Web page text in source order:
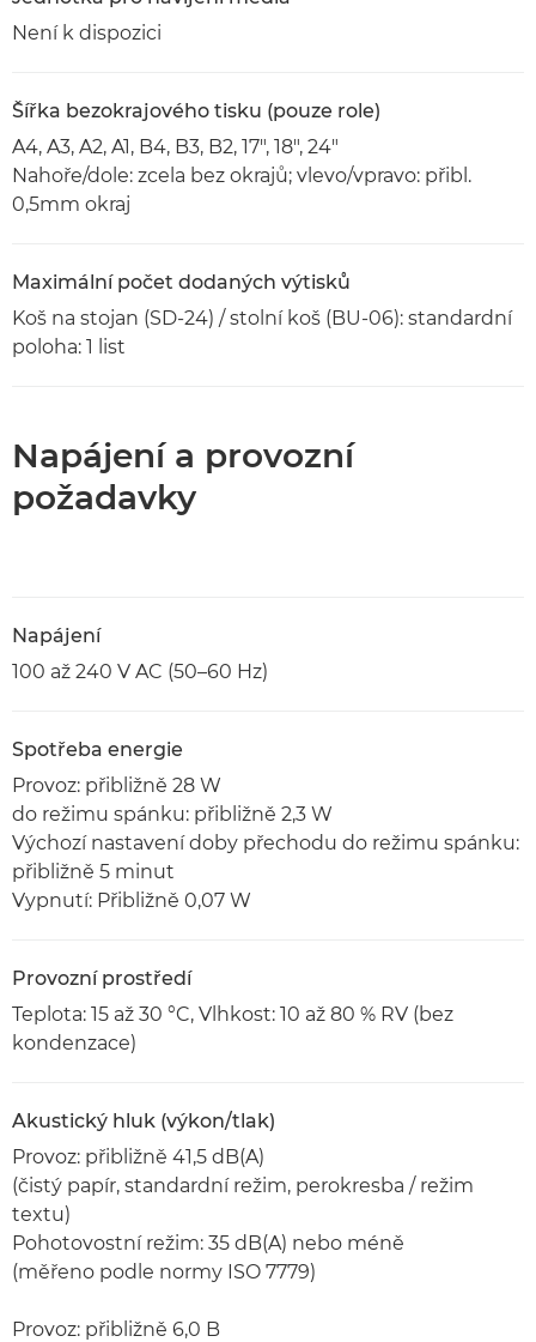
Není k dispozici
Šířka bezokrajového tisku (pouze role)
A4, A3, A2, A1, B4, B3, B2, 17", 18", 24"
Nahoře/dole: zcela bez okrajů; vlevo/vpravo: přibl.
0,5mm okraj
Maximální počet dodaných výtisků
Koš na stojan (SD-24) / stolní koš (BU-06): standardní
poloha: 1 list
Napájení a provozní
požadavky
Napájení
100 až 240 V AC (50–60 Hz)
Spotřeba energie
Provoz: přibližně 28 W
do režimu spánku: přibližně 2,3 W
Výchozí nastavení doby přechodu do režimu spánku:
přibližně 5 minut
Vypnutí: Přibližně 0,07 W
Provozní prostředí
Teplota: 15 až 30 °C, Vlhkost: 10 až 80 % RV (bez
kondenzace)
Akustický hluk (výkon/tlak)
Provoz: přibližně 41,5 dB(A)
(čistý papír, standardní režim, perokresba / režim
textu)
Pohotovostní režim: 35 dB(A) nebo méně
(měřeno podle normy ISO 7779)
Provoz: přibližně 6,0 B